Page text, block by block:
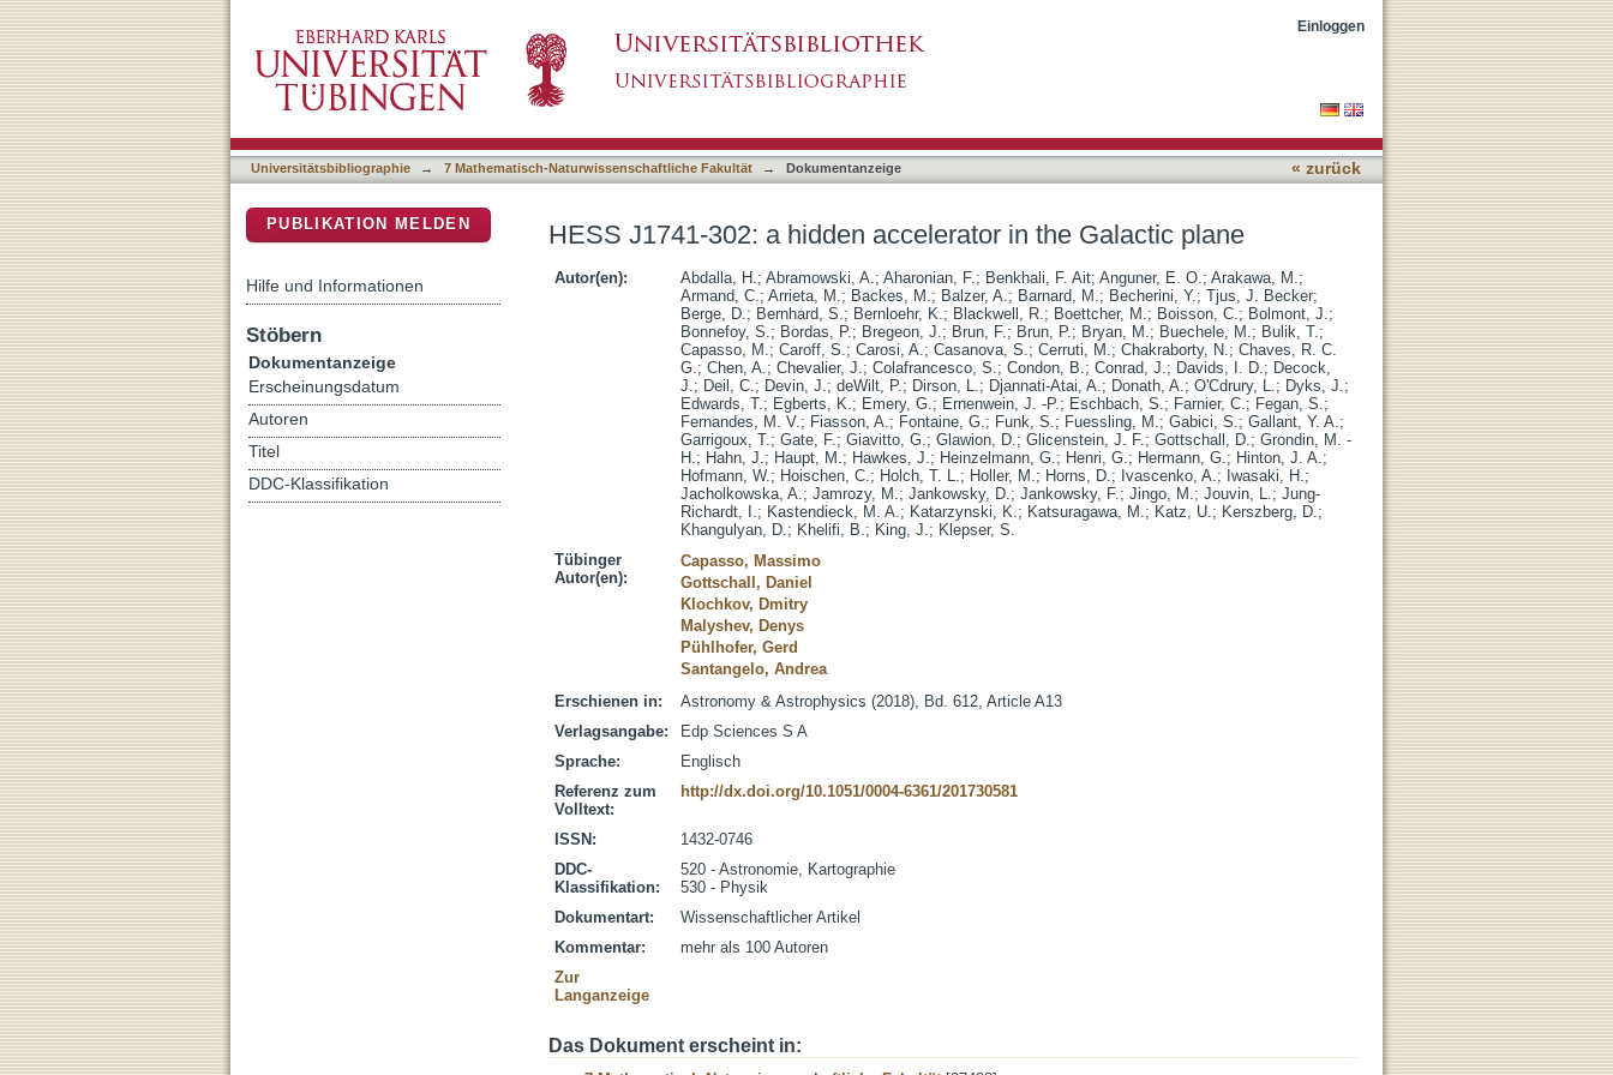
Einloggen
Universitätsbibliographie → 7 Mathematisch-Naturwissenschaftliche Fakultät → Dokumentanzeige « zurück
HESS J1741-302: a hidden accelerator in the Galactic plane
Autor(en): Abdalla, H.; Abramowski, A.; Aharonian, F.; Benkhali, F. Ait; Anguner, E. O.; Arakawa, M.;
Armand, C.; Arrieta, M.; Backes, M.; Balzer, A.; Barnard, M.; Becherini, Y.; Tjus, J. Becker;
Berge, D.; Bernhard, S.; Bernloehr, K.; Blackwell, R.; Boettcher, M.; Boisson, C.; Bolmont, J.;
Bonnefoy, S.; Bordas, P.; Bregeon, J.; Brun, F.; Brun, P.; Bryan, M.; Buechele, M.; Bulik, T.;
Capasso, M.; Caroff, S.; Carosi, A.; Casanova, S.; Cerruti, M.; Chakraborty, N.; Chaves, R. C.
G.; Chen, A.; Chevalier, J.; Colafrancesco, S.; Condon, B.; Conrad, J.; Davids, I. D.; Decock,
J.; Deil, C.; Devin, J.; deWilt, P.; Dirson, L.; Djannati-Atai, A.; Donath, A.; O'Cdrury, L.; Dyks, J.;
Edwards, T.; Egberts, K.; Emery, G.; Ernenwein, J. -P.; Eschbach, S.; Farnier, C.; Fegan, S.;
Fernandes, M. V.; Fiasson, A.; Fontaine, G.; Funk, S.; Fuessling, M.; Gabici, S.; Gallant, Y. A.;
Garrigoux, T.; Gate, F.; Giavitto, G.; Glawion, D.; Glicenstein, J. F.; Gottschall, D.; Grondin, M. -
H.; Hahn, J.; Haupt, M.; Hawkes, J.; Heinzelmann, G.; Henri, G.; Hermann, G.; Hinton, J. A.;
Hofmann, W.; Hoischen, C.; Holch, T. L.; Holler, M.; Horns, D.; Ivascenko, A.; Iwasaki, H.;
Jacholkowska, A.; Jamrozy, M.; Jankowsky, D.; Jankowsky, F.; Jingo, M.; Jouvin, L.; Jung-
Richardt, I.; Kastendieck, M. A.; Katarzynski, K.; Katsuragawa, M.; Katz, U.; Kerszberg, D.;
Khangulyan, D.; Khelifi, B.; King, J.; Klepser, S.
Tübinger
Autor(en):
Capasso, Massimo
Gottschall, Daniel
Klochkov, Dmitry
Malyshev, Denys
Pühlhofer, Gerd
Santangelo, Andrea
Erschienen in:
Astronomy & Astrophysics (2018), Bd. 612, Article A13
Verlagsangabe:
Edp Sciences S A
Sprache:
Englisch
Referenz zum
Volltext:
http://dx.doi.org/10.1051/0004-6361/201730581
ISSN:
1432-0746
DDC-
Klassifikation:
520 - Astronomie, Kartographie
530 - Physik
Dokumentart:
Wissenschaftlicher Artikel
Kommentar:
mehr als 100 Autoren
Zur
Langanzeige
Das Dokument erscheint in:
PUBLIKATION MELDEN
Hilfe und Informationen
Stöbern
Dokumentanzeige
Erscheinungsdatum
Autoren
Titel
DDC-Klassifikation